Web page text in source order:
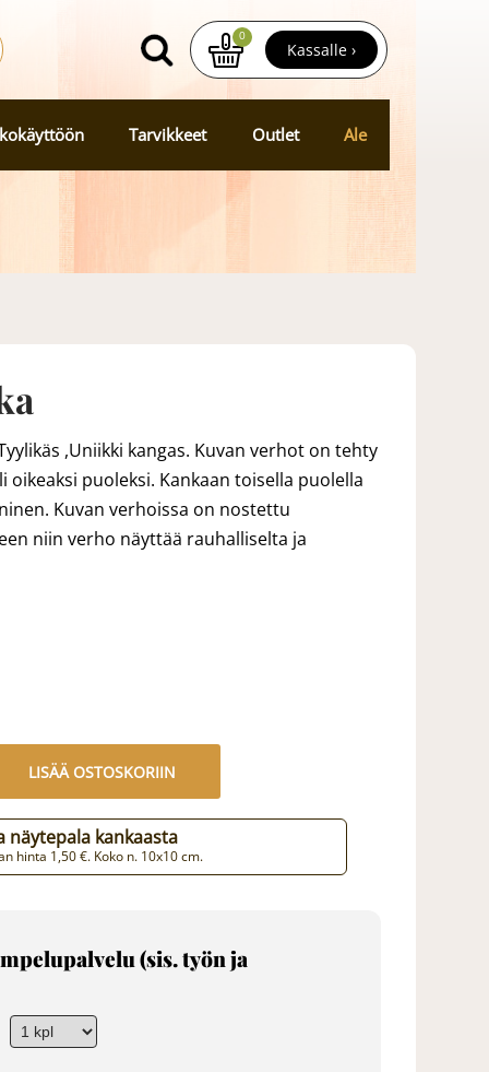
0
Kassalle ›
Tarvikkeet Outlet Ale
,Uniikki kangas. Kuvan verhot on tehty
puoleksi. Kankaan toisella puolella
Kuvan verhoissa on nostettu
niin verho näyttää rauhalliselta ja
LISÄÄ OSTOSKORIIN
näytepala kankaasta
hinta 1,50 €. Koko n. 10x10 cm.
(sis. työn ja